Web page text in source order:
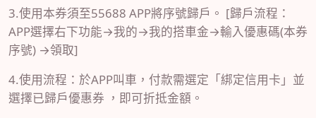
3.使用本券須至55688 APP將序號歸戶。 [歸戶流程：
APP選擇右下功能→我的→我的搭車金→輸入優惠碼(本券
序號) →領取]
4.使用流程：於APP叫車，付款需選定「綁定信用卡」並
選擇已歸戶優惠券 ，即可折抵金額。